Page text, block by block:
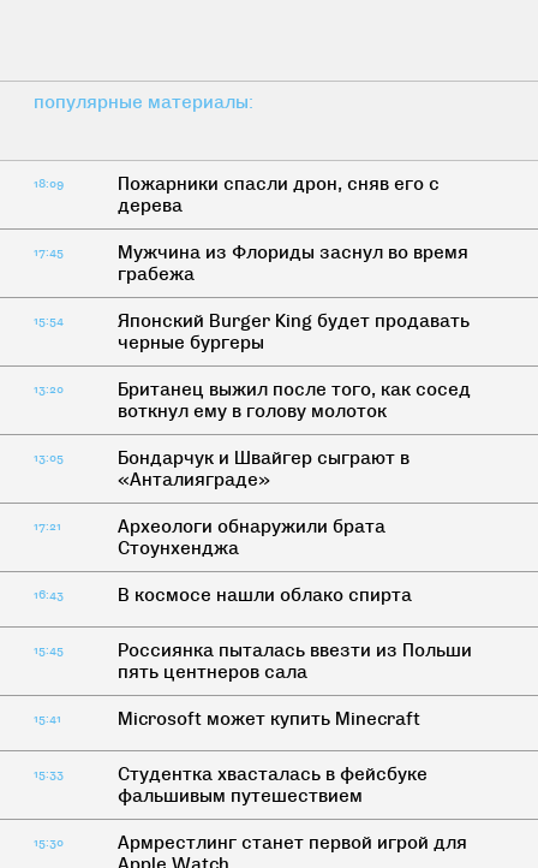
популярные материалы:
18:09
Пожарники спасли дрон, сняв его с
дерева
17:45
Мужчина из Флориды заснул во время
грабежа
15:54
Японский Burger King будет продавать
черные бургеры
13:20
Британец выжил после того, как сосед
воткнул ему в голову молоток
13:05
Бондарчук и Швайгер сыграют в
«Анталияграде»
17:21
Археологи обнаружили брата
Стоунхенджа
16:43 В космосе нашли облако спирта
15:45
Россиянка пыталась ввезти из Польши
пять центнеров сала
15:41 Microsoft может купить Minecraft
15:33
Студентка хвасталась в фейсбуке
фальшивым путешествием
15:30
Армрестлинг станет первой игрой для